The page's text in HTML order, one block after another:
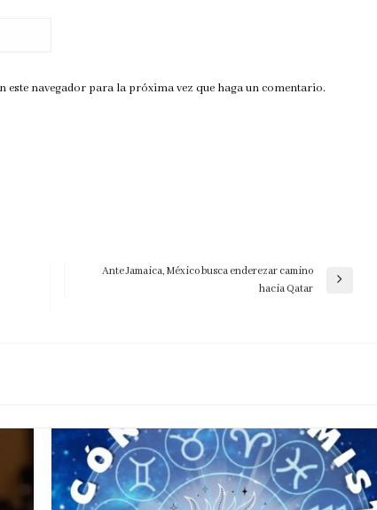
navegador para la próxima vez que haga un comentario.
Ante Jamaica, México busca enderezar camino
hacia Qatar